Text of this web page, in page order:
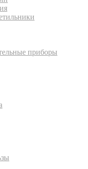
приборы